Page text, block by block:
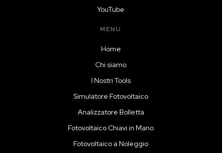
YouTube
MENU
Home
Chi siamo
I Nostri Tools
Simulatore Fotovoltaico
Analizzatore Bolletta
Fotovoltaico Chiavi in Mano
Fotovoltaico a Noleggio